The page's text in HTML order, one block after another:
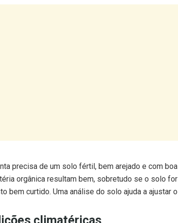
orgânica resultam bem, sobretudo se o solo
climatéricas
tolera solo encharcado.